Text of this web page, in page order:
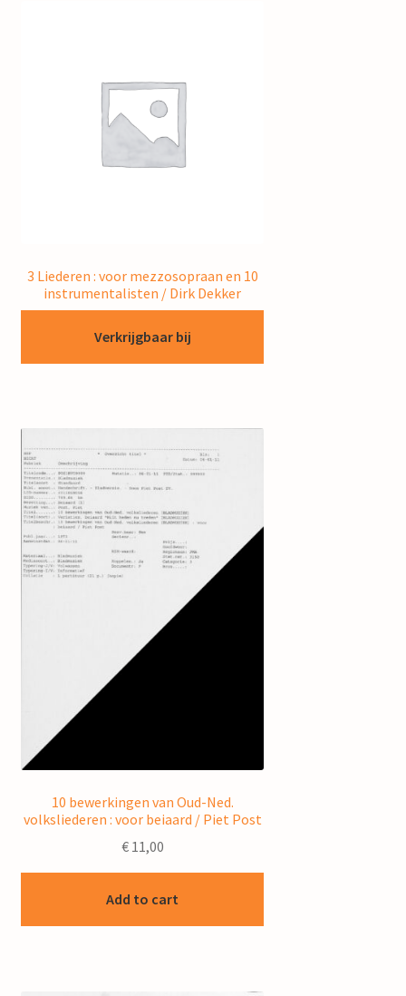
3 Liederen : voor mezzosopraan en 10
instrumentalisten / Dirk Dekker
Verkrijgbaar bij
10 bewerkingen van Oud-Ned.
volksliederen : voor beiaard / Piet Post
€11,00
Add to cart